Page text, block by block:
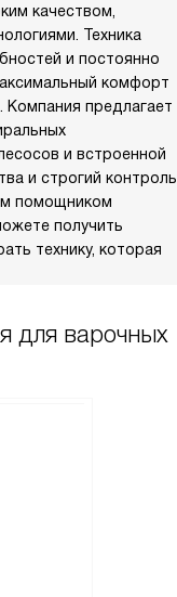
качеством,
Техника
и постоянно
комфорт
предлагает
и встроенной
и строгий контроль
помощником
получить
технику, которая
для варочных